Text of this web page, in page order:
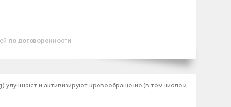
по договоренности
улучшают и активизируют кровообращение (в том числе и